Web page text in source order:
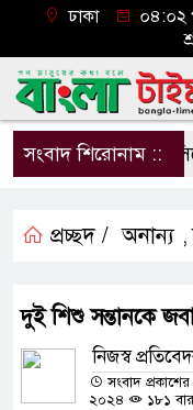
ঢাকা
০৪:০২
সংবাদ শিরোনাম ::
প্রচ্ছদ / অনান্য ,
দুই শিশু সন্তানকে
নিজস্ব
সংবাদ
২০২৪
১৮১